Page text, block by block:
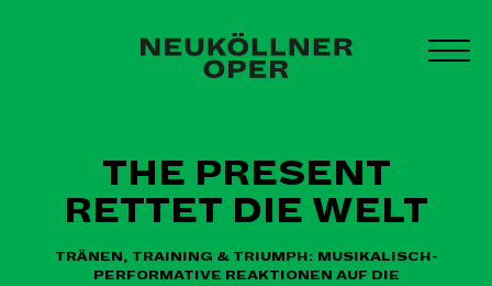
THE PRESENT
RETTET DIE WELT
TRÄNEN, TRAINING & TRIUMPH: MUSIKALISCH-
PERFORMATIVE REAKTIONEN AUF DIE